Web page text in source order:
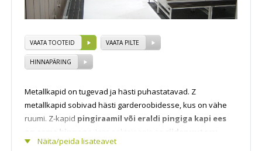
VAATA TOOTEID VAATA PILTE
HINNAPÄRING
Näita/peida lisateavet
Metallkapid on tugevad ja hästi puhastatavad. Z
metallkapid sobivad hästi garderoobidesse, kus on vähe
ruumi. Z-kapid pingiraamil või eraldi pingiga kapi ees
on sama hinnaga
. Igas sektsioonis on riidepuutoru
Silinderlukkkahe võtmega on